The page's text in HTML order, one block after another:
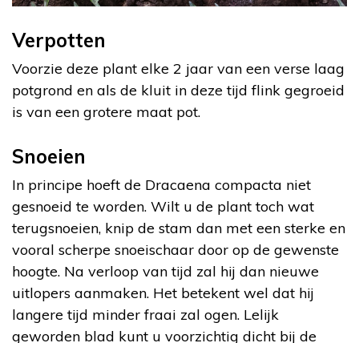
Verpotten
Voorzie deze plant elke 2 jaar van een verse laag
potgrond en als de kluit in deze tijd flink gegroeid
is van een grotere maat pot.
Snoeien
In principe hoeft de Dracaena compacta niet
gesnoeid te worden. Wilt u de plant toch wat
terugsnoeien, knip de stam dan met een sterke en
vooral scherpe snoeischaar door op de gewenste
hoogte. Na verloop van tijd zal hij dan nieuwe
uitlopers aanmaken. Het betekent wel dat hij
langere tijd minder fraai zal ogen. Lelijk
geworden blad kunt u voorzichtig dicht bij de